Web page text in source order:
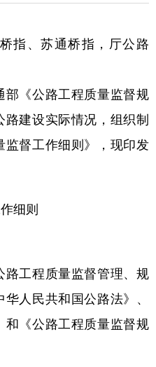
指、苏通桥指，厅公路
《公路工程质量监督规
建设实际情况，组织制
监督工作细则》，现印发
细则
程质量监督管理、规
人民共和国公路法》、
和《公路工程质量监督规